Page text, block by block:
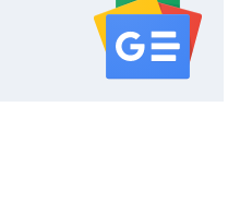
serwisu